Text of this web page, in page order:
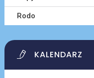
Rodo
KALENDARZ